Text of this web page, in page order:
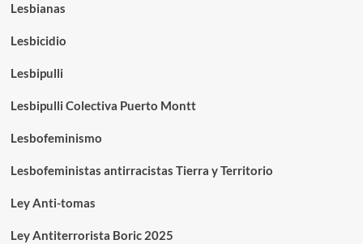
Lesbianas
Lesbicidio
Lesbipulli
Lesbipulli Colectiva Puerto Montt
Lesbofeminismo
Lesbofeministas antirracistas Tierra y Territorio
Ley Anti-tomas
Ley Antiterrorista Boric 2025